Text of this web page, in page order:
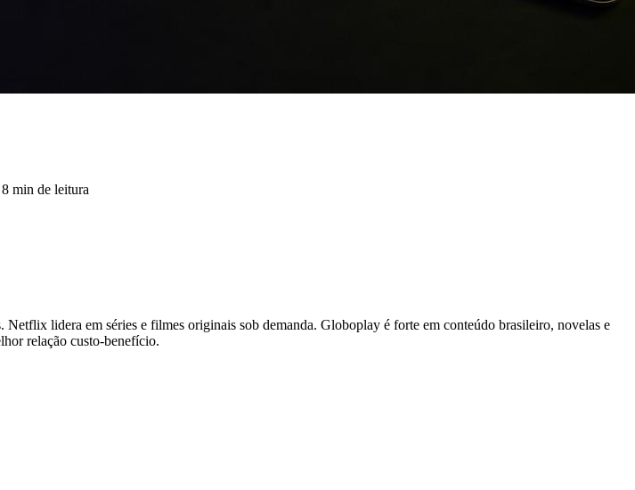
8 min de leitura
lidera em séries e filmes originais sob demanda. Globoplay é forte em conteúdo brasileiro, novelas e
relação custo-benefício.